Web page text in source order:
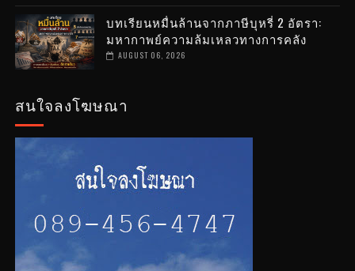
บทเรียนหมื่นล้านจากภาษีบุหรี่ 2 อัตรา:
มหากาพย์ความล้มเหลวทางการคลัง
AUGUST 06, 2026
สนใจลงโฆษณา